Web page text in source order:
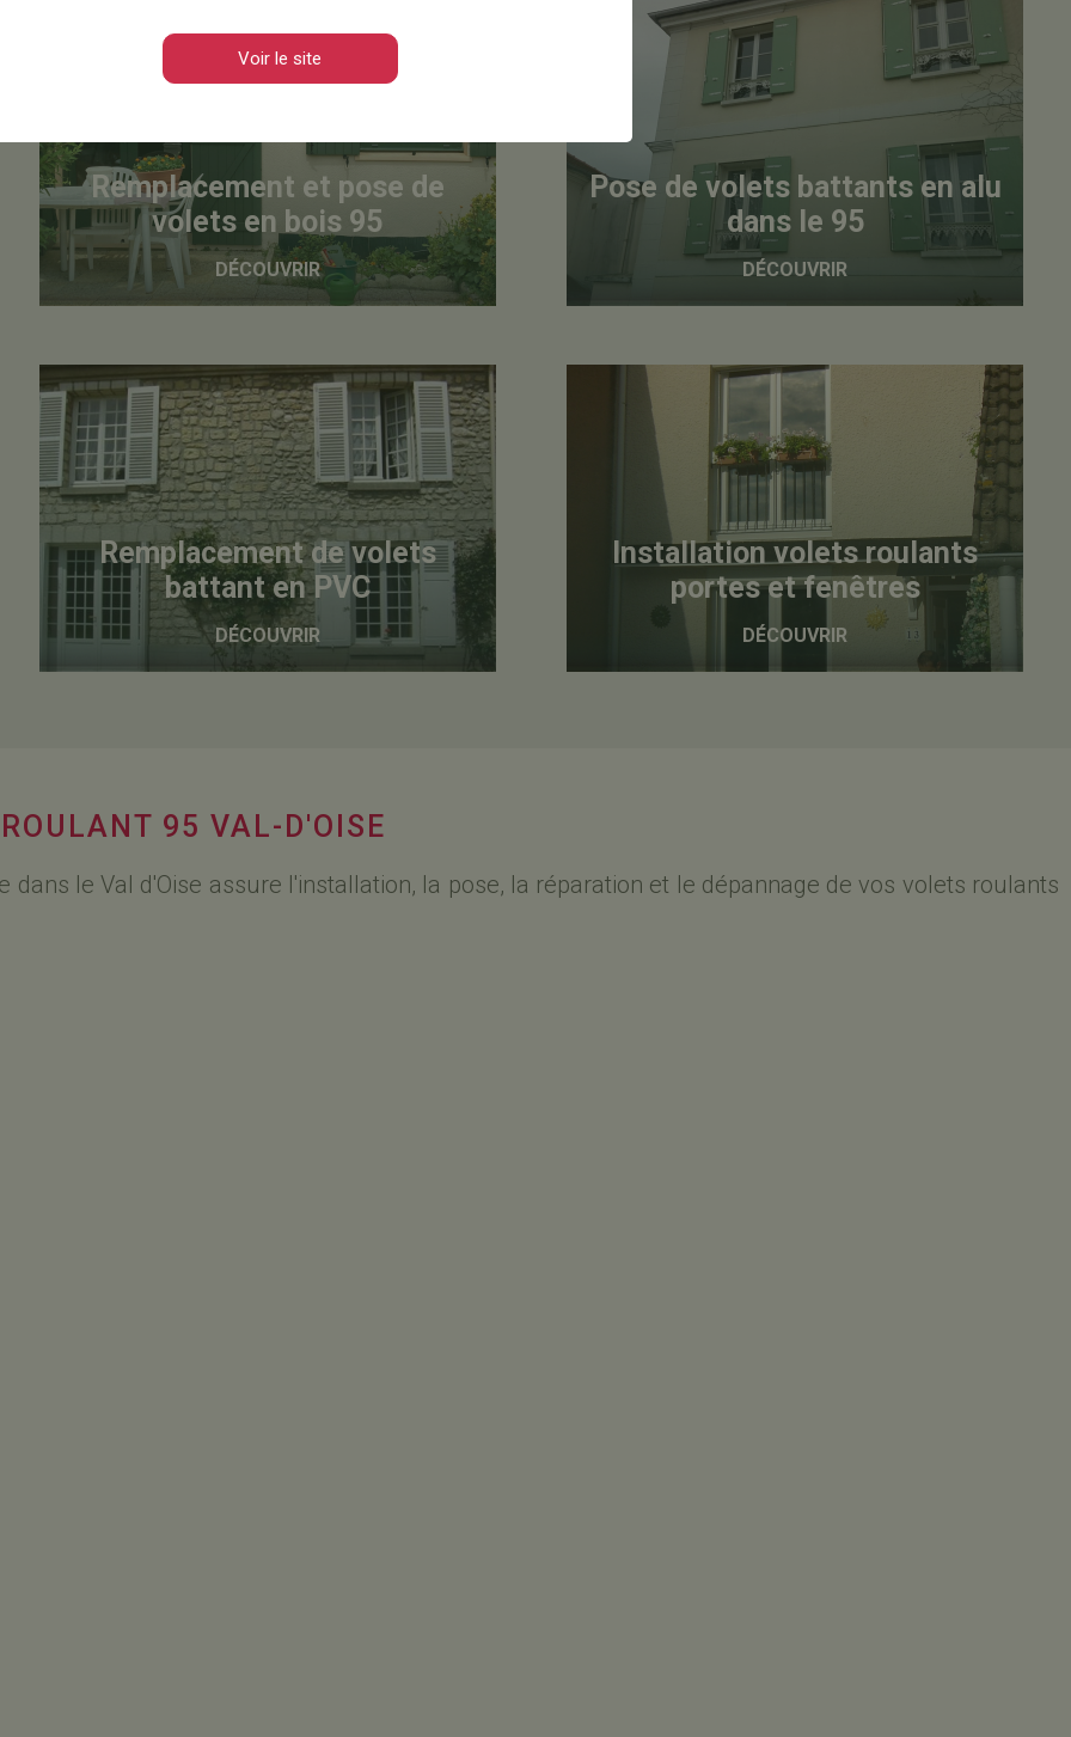
Voir le site
Remplacement et pose de
volets en bois 95
DÉCOUVRIR
Pose de volets battants en alu
dans le 95
DÉCOUVRIR
Remplacement de volets
battant en PVC
DÉCOUVRIR
Installation volets roulants
portes et fenêtres
DÉCOUVRIR
95 VAL-D'OISE
le Val d'Oise assure l'installation, la pose, la réparation et le dépannage de vos volets roulants